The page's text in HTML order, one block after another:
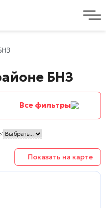
БНЗ
Все фильтры
Показать на карте